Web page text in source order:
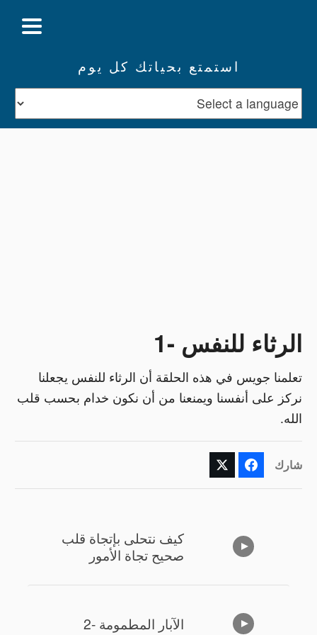
استمتع بحياتك كل يوم
الرثاء للنفس -1
تعلمنا جويس في هذه الحلقة أن الرثاء للنفس يجعلنا
نركز على أنفسنا ويمنعنا من أن نكون خدام بحسب قلب
الله.
شارك
كيف نتحلى بإتجاة قلب
صحيح تجاة الأمور
الآبار المطمومة -2